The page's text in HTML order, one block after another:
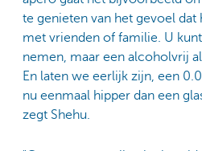
te genieten van het gevoel
met vrienden of familie. U
nemen, maar een alcoholvrij
En laten we eerlijk zijn, een
nu eenmaal hipper dan een
zegt Shehu.